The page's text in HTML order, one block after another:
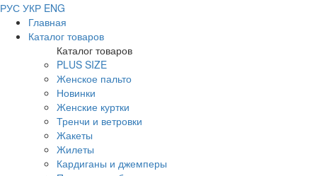
РУС УКР ENG
Главная
Каталог товаров
Каталог товаров
PLUS SIZE
Женское пальто
Новинки
Женские куртки
Тренчи и ветровки
Жакеты
Жилеты
Кардиганы и джемперы